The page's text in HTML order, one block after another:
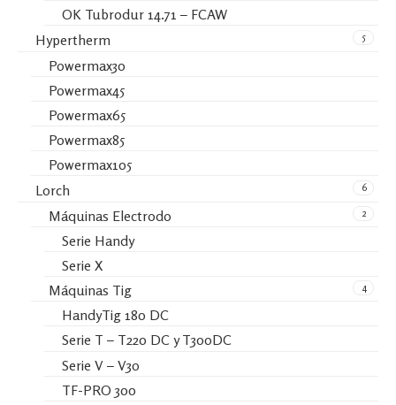
OK Tubrodur 14.71 – FCAW
5
Hypertherm
Powermax30
Powermax45
Powermax65
Powermax85
Powermax105
6
Lorch
2
Máquinas Electrodo
Serie Handy
Serie X
4
Máquinas Tig
HandyTig 180 DC
Serie T – T220 DC y T300DC
Serie V – V30
TF-PRO 300